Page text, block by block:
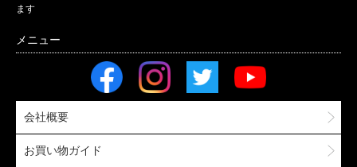
ます
会社概要
お買い物ガイド